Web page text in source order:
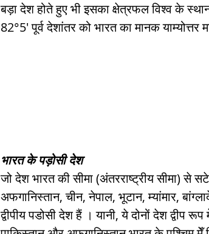
बड़ा देश होते हुए भी इसका क्षेत्रफल विश्व के
82°5' पूर्व देशांतर को भारत का मानक याम्योत्तर
भारत के पड़ोसी देश
जो देश भारत की सीमा (अंतरराष्ट्रीय सीमा) से
अफगानिस्तान, चीन, नेपाल, भूटान, म्यांमार,
द्वीपीय पडोसी देश हैं । यानी, ये दोनों देश द्वीप